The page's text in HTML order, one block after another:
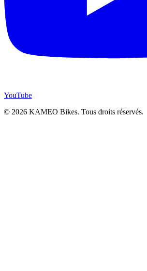
YouTube
© 2026 KAMEO Bikes. Tous droits réservés.